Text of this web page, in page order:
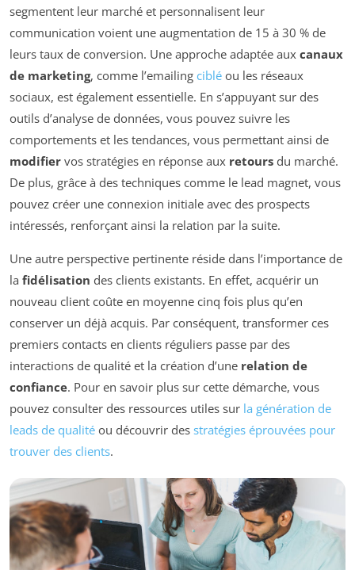
segmentent leur marché et personnalisent leur
communication voient une augmentation de 15 à 30 % de
leurs taux de conversion. Une approche adaptée aux canaux
de marketing, comme l’emailing ciblé ou les réseaux
sociaux, est également essentielle. En s’appuyant sur des
outils d’analyse de données, vous pouvez suivre les
comportements et les tendances, vous permettant ainsi de
modifier vos stratégies en réponse aux retours du marché.
De plus, grâce à des techniques comme le lead magnet, vous
pouvez créer une connexion initiale avec des prospects
intéressés, renforçant ainsi la relation par la suite.
Une autre perspective pertinente réside dans l’importance de
la fidélisation des clients existants. En effet, acquérir un
nouveau client coûte en moyenne cinq fois plus qu’en
conserver un déjà acquis. Par conséquent, transformer ces
premiers contacts en clients réguliers passe par des
interactions de qualité et la création d’une relation de
confiance. Pour en savoir plus sur cette démarche, vous
pouvez consulter des ressources utiles sur la génération de
leads de qualité ou découvrir des stratégies éprouvées pour
trouver des clients.